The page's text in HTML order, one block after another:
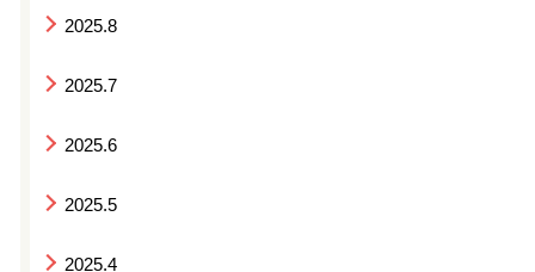
2025.8
2025.7
2025.6
2025.5
2025.4